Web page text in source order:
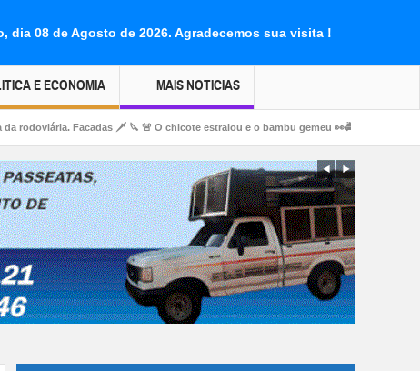
dia 08 de Agosto de 2026. Agradecemos sua visita !
E ECONOMIA MAIS NOTICIAS
🔪 🚨 O chicote estralou e o bambu gemeu 👀🚔🚨😱🚑🚒😂